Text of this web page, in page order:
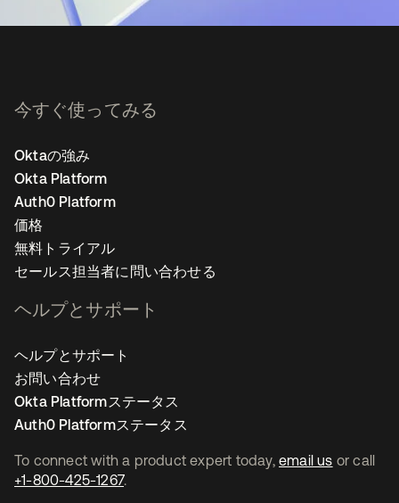
To connect with a product expert today, email us or call
+1-800-425-1267.
今すぐ使ってみる
Oktaの強み
Okta Platform
Auth0 Platform
価格
無料トライアル
セールス担当者に問い合わせる
ヘルプとサポート
ヘルプとサポート
お問い合わせ
Okta Platformステータス
Auth0 Platformステータス